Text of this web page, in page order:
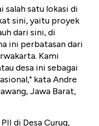
salah satu lokasi di
sini, yaitu proyek
dari sini, di
ini perbatasan dari
Kami
desa ini sebagai
," kata Andre
Jawa Barat,
di Desa Curug,